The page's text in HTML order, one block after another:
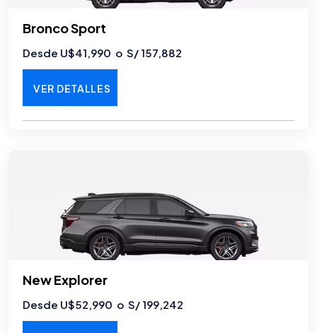
Bronco Sport
Desde U$41,990 o S/ 157,882
VER DETALLES
New Explorer
Desde U$52,990 o S/ 199,242